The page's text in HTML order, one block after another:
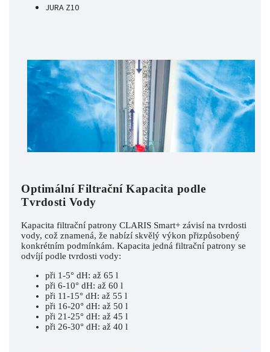
JURA Z10
Optimální Filtrační Kapacita podle
Tvrdosti Vody
Kapacita filtrační patrony CLARIS Smart+ závisí na tvrdosti
vody, což znamená, že nabízí skvělý výkon přizpůsobený
konkrétním podmínkám. Kapacita jedná filtrační patrony se
odvíjí podle tvrdosti vody:
při 1-5° dH: až 65 l
při 6-10° dH: až 60 l
při 11-15° dH: až 55 l
při 16-20° dH: až 50 l
při 21-25° dH: až 45 l
při 26-30° dH: až 40 l